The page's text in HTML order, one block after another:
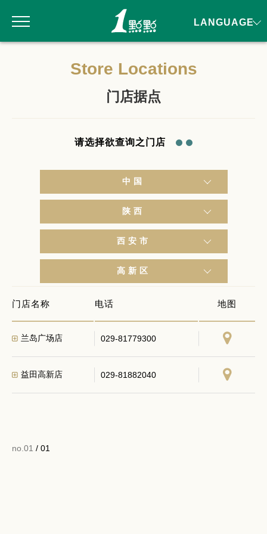
Store Locations
门店据点
请选择欲查询之门店
中国
陕西
西安市
高新区
门店名称 电话 地图
兰岛广场店 029-81779300
益田高新店 029-81882040
no.01 / 01
LANGUAGE